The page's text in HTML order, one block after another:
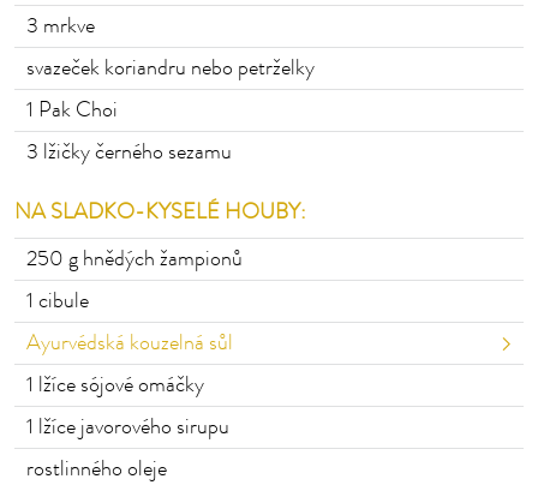
3 mrkve
svazeček koriandru nebo petrželky
1 Pak Choi
3 lžičky černého sezamu
NA SLADKO-KYSELÉ HOUBY:
250 g hnědých žampionů
1 cibule
Ayurvédská kouzelná sůl
1 lžíce sójové omáčky
1 lžíce javorového sirupu
rostlinného oleje